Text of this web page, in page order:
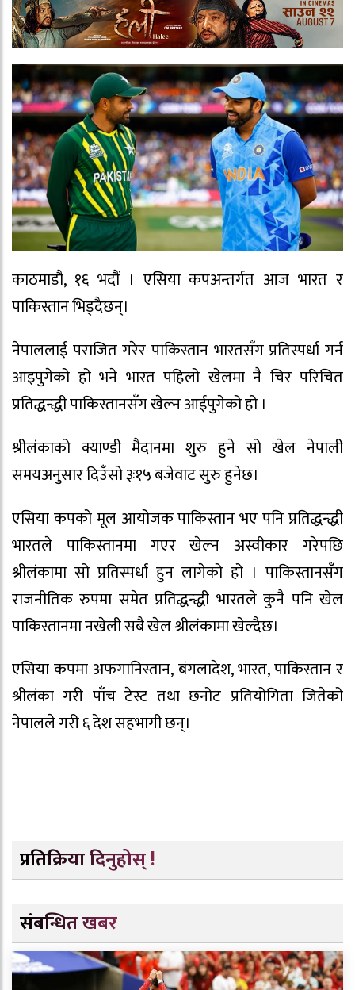
काठमाडौ, १६ भदौं । एसिया कपअन्तर्गत आज भारत र
पाकिस्तान भिड्दैछन्।
नेपाललाई पराजित गरेर पाकिस्तान भारतसँग प्रतिस्पर्धा गर्न
आइपुगेको हो भने भारत पहिलो खेलमा नै चिर परिचित
प्रतिद्धन्द्धी पाकिस्तानसँग खेल्न आईपुगेको हो ।
श्रीलंकाको क्याण्डी मैदानमा शुरु हुने सो खेल नेपाली
समयअनुसार दिउँसो ३ः१५ बजेवाट सुरु हुनेछ।
एसिया कपको मूल आयोजक पाकिस्तान भए पनि प्रतिद्धन्द्धी
भारतले पाकिस्तानमा गएर खेल्न अस्वीकार गरेपछि
श्रीलंकामा सो प्रतिस्पर्धा हुन लागेको हो । पाकिस्तानसँग
राजनीतिक रुपमा समेत प्रतिद्धन्द्धी भारतले कुनै पनि खेल
पाकिस्तानमा नखेली सबै खेल श्रीलंकामा खेल्दैछ।
एसिया कपमा अफगानिस्तान, बंगलादेश, भारत, पाकिस्तान र
श्रीलंका गरी पाँच टेस्ट तथा छनोट प्रतियोगिता जितेको
नेपालले गरी ६ देश सहभागी छन्।
प्रतिक्रिया दिनुहोस् !
संबन्धित खबर